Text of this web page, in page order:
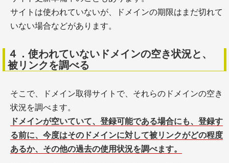
＋学術論文の執筆と構成
サイトは使われていないが、ドメインの期限はまだ切れて
いない場合などがあります。
４．使われていないドメインの空き状況と、
被リンクを調べる
そこで、ドメイン取得サイトで、それらのドメインの空き
状況を調べます。
ドメインが空いていて、登録可能である場合にも、登録す
る前に、今度はそのドメインに対して被リンクがどの程度
あるか、その他の過去の使用状況を調べます。